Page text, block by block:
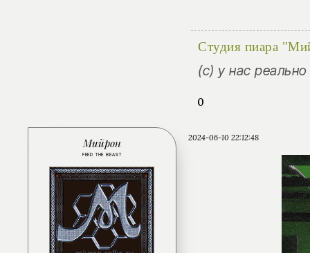
Студия пиара
(с) у нас
0
2024-06-10 22:12:48
Мийрон
FEED THE BEAST